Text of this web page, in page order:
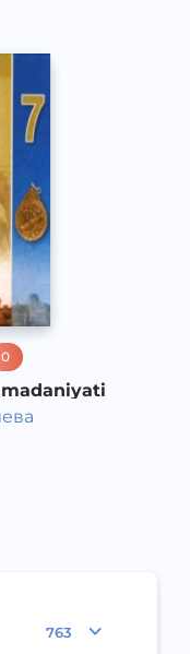
763
0
madaniyati